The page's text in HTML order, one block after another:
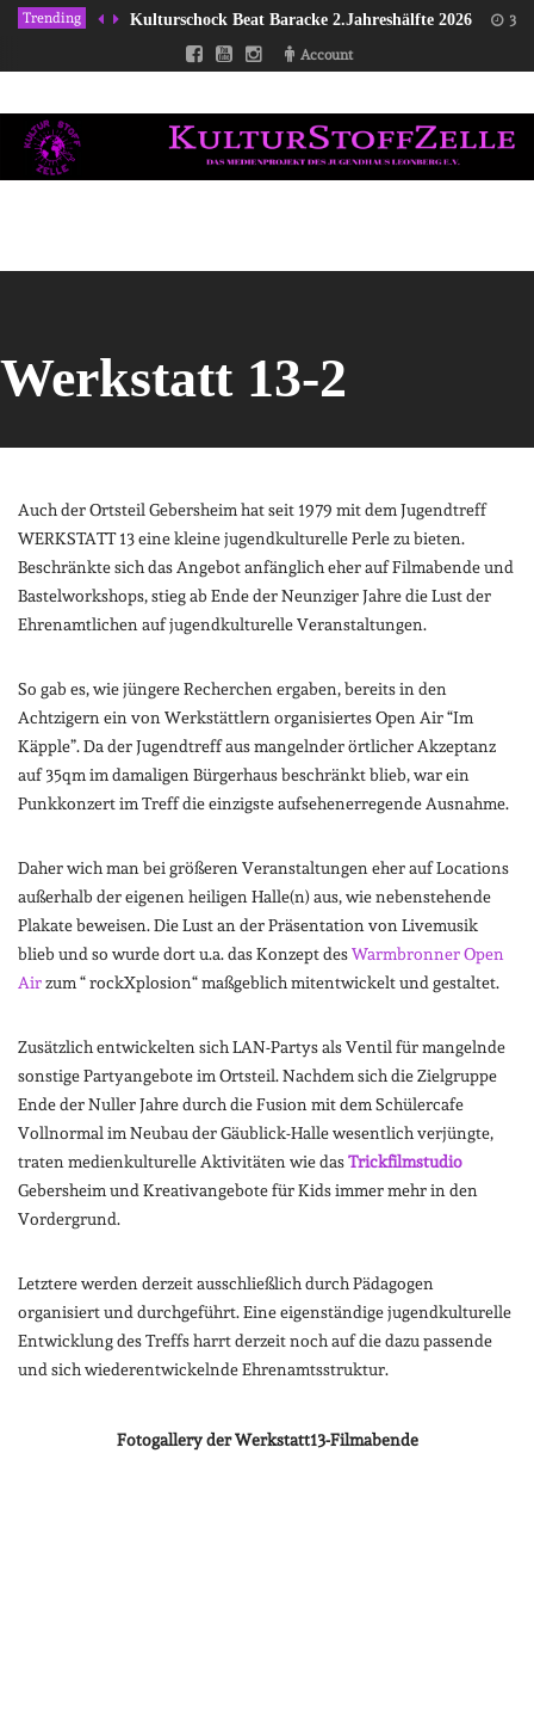
Trending Kulturschock Beat Baracke 2.Jahreshälfte 2026 31/
Account
Werkstatt 13-2
Auch der Ortsteil Gebersheim hat seit 1979 mit dem Jugendtreff
WERKSTATT 13 eine kleine jugendkulturelle Perle zu bieten.
Beschränkte sich das Angebot anfänglich eher auf Filmabende und
Bastelworkshops, stieg ab Ende der Neunziger Jahre die Lust der
Ehrenamtlichen auf jugendkulturelle Veranstaltungen.
So gab es, wie jüngere Recherchen ergaben, bereits in den
Achtzigern ein von Werkstättlern organisiertes Open Air “Im
Käpple”. Da der Jugendtreff aus mangelnder örtlicher Akzeptanz
auf 35qm im damaligen Bürgerhaus beschränkt blieb, war ein
Punkkonzert im Treff die einzigste aufsehenerregende Ausnahme.
Daher wich man bei größeren Veranstaltungen eher auf Locations
außerhalb der eigenen heiligen Halle(n) aus, wie nebenstehende
Plakate beweisen. Die Lust an der Präsentation von Livemusik
blieb und so wurde dort u.a. das Konzept desWarmbronner Open
Airzum “ rockXplosion“ maßgeblich mitentwickelt und gestaltet.
Zusätzlich entwickelten sich LAN-Partys als Ventil für mangelnde
sonstige Partyangebote im Ortsteil. Nachdem sich die Zielgruppe
Ende der Nuller Jahre durch die Fusion mit dem Schülercafe
Vollnormal im Neubau der Gäublick-Halle wesentlich verjüngte,
traten medienkulturelle Aktivitäten wie dasTrickfilmstudio
Gebersheim und Kreativangebote für Kids immer mehr in den
Vordergrund.
Letztere werden derzeit ausschließlich durch Pädagogen
organisiert und durchgeführt. Eine eigenständige jugendkulturelle
Entwicklung des Treffs harrt derzeit noch auf die dazu passende
und sich wiederentwickelnde Ehrenamtsstruktur.
Fotogallery der Werkstatt13-Filmabende